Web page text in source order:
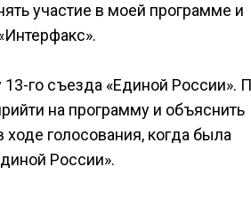
участие в моей программе и
го съезда «Единой России».
на программу и объяснить
голосования, когда была
России».